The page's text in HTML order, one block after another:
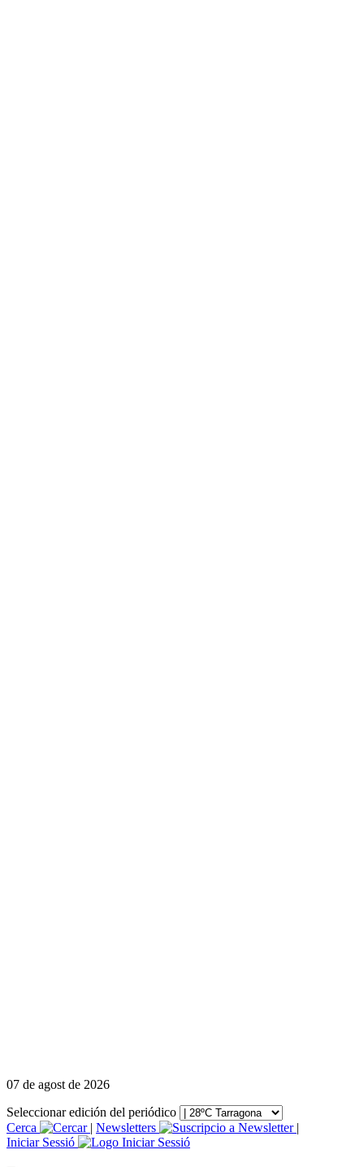
07 de agost de 2026
Seleccionar edición del periódico
Cerca
| Newsletters
|
Iniciar Sessió